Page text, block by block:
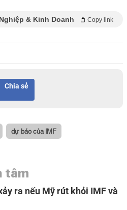
& Kinh Doanh Copy link
Chia sẻ
dự báo của IMF
tâm
ra nếu Mỹ rút khỏi IMF và